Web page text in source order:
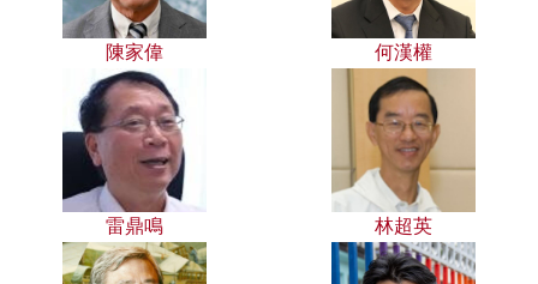
陳家偉 何漢權
雷鼎鳴 林超英